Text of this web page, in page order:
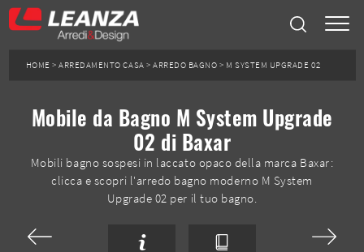
HOME >ARREDAMENTO CASA >ARREDO BAGNO > M SYSTEM UPGRADE 02
Mobile da Bagno M System Upgrade
02 di Baxar
Mobili bagno sospesi in laccato opaco della marca Baxar:
clicca e scopri l'arredo bagno moderno M System
Upgrade 02 per il tuo bagno.